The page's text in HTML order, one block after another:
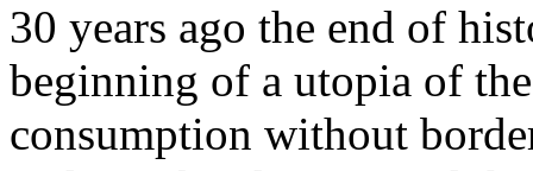
30 years ago the end of
beginning of a utopia of
consumption without